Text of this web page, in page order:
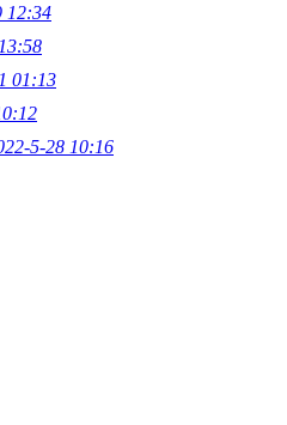
12:34
01:13
5-28 10:16